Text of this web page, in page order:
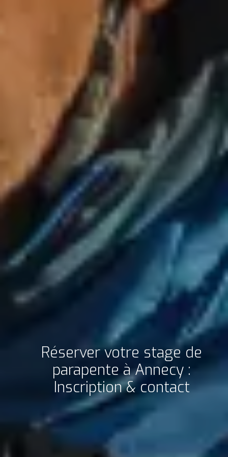
Réserver votre stage de
parapente à Annecy :
Inscription & contact